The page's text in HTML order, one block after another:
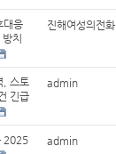
대응
치
진해여성의전화
, 스토
긴급
admin
2025
admin